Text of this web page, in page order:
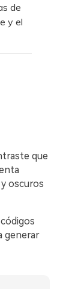
de
y el
que
oscuros
generar